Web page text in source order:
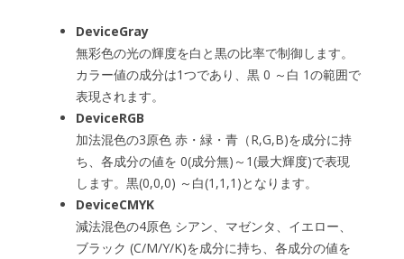
DeviceGray
無彩色の光の輝度を白と黒の比率で制御します。
カラー値の成分は1つであり、黒 0 ～白 1の範囲で
表現されます。
DeviceRGB
加法混色の3原色 赤・緑・青（R,G,B)を成分に持
ち、各成分の値を 0(成分無)～1(最大輝度)で表現
します。黒(0,0,0) ～白(1,1,1)となります。
DeviceCMYK
減法混色の4原色 シアン、マゼンタ、イエロー、
ブラック (C/M/Y/K)を成分に持ち、各成分の値を